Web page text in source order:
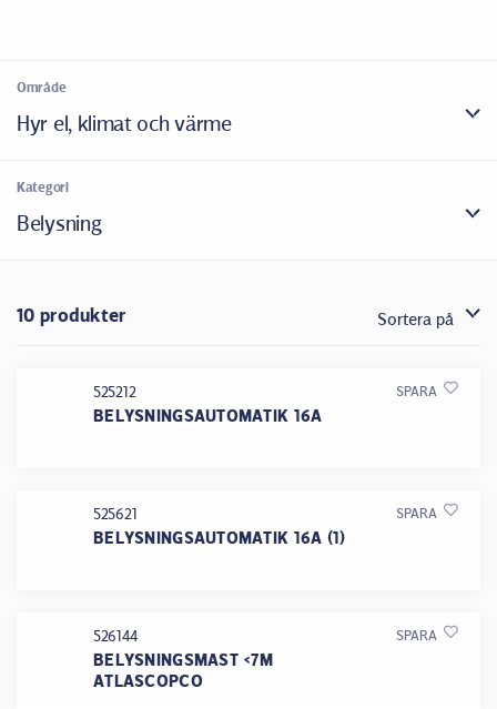
Område
Hyr el, klimat och värme
Kategori
Belysning
10 produkter Sortera på
525212
BELYSNINGSAUTOMATIK 16A
SPARA
525621
BELYSNINGSAUTOMATIK 16A (1)
SPARA
526144
BELYSNINGSMAST <7M
ATLASCOPCO
SPARA